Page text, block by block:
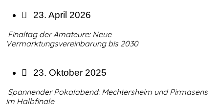
23. April 2026
Finaltag der Amateure: Neue
Vermarktungsvereinbarung bis 2030
23. Oktober 2025
Spannender Pokalabend: Mechtersheim und Pirmasens
im Halbfinale